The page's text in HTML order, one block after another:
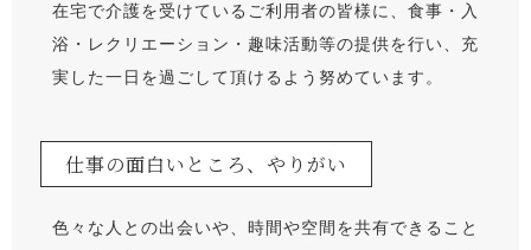
在宅で介護を受けているご利用者の皆様に、食事・入
浴・レクリエーション・趣味活動等の提供を行い、充
実した一日を過ごして頂けるよう努めています。
仕事の面白いところ、やりがい
色々な人との出会いや、時間や空間を共有できること